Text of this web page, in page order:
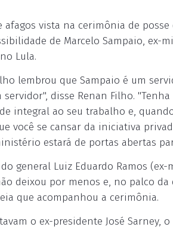
afagos vista na cerimônia de
de Marcelo Sampaio,
Lula.
lembrou que Sampaio é um
disse Renan Filho.
integral ao seu trabalho e,
você se cansar da iniciativa
estará de portas abertas
general Luiz Eduardo Ramos
deixou por menos e, no palco
que acompanhou a cerimônia.
o ex-presidente José Sarney,